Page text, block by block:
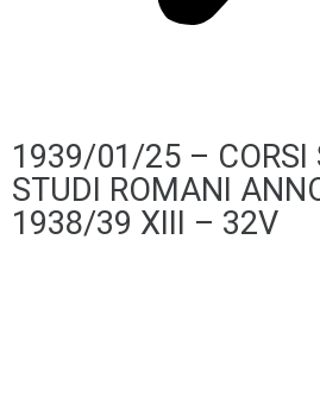
1939/01/25 – CORSI
STUDI ROMANI
1938/39 XIII – 32V